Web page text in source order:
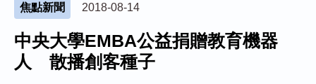
焦點新聞 2018-08-14
中央大學EMBA公益捐贈教育機器
人 散播創客種子